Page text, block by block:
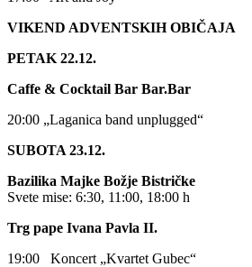
VIKEND ADVENTSKIH OBIČAJA
PETAK 22.12.
Caffe & Cocktail Bar Bar.Bar
20:00 „Laganica band unplugged“
SUBOTA 23.12.
Bazilika Majke Božje Bistričke
Svete mise: 6:30, 11:00, 18:00 h
Trg pape Ivana Pavla II.
19:00 Koncert „Kvartet Gubec“